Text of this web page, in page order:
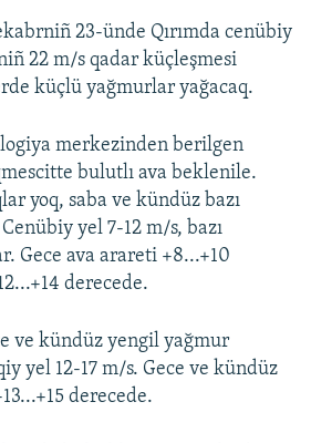
23-ünde Qırımda cenübiy
22 m/s qadar küçleşmesi
küçlü yağmurlar yağacaq.
merkezinden berilgen
bulutlı ava beklenile.
yoq, saba ve kündüz bazı
yel 7-12 m/s, bazı
Gece ava arareti +8...+10
derecede.
ve kündüz yengil yağmur
yel 12-17 m/s. Gece ve kündüz
derecede.